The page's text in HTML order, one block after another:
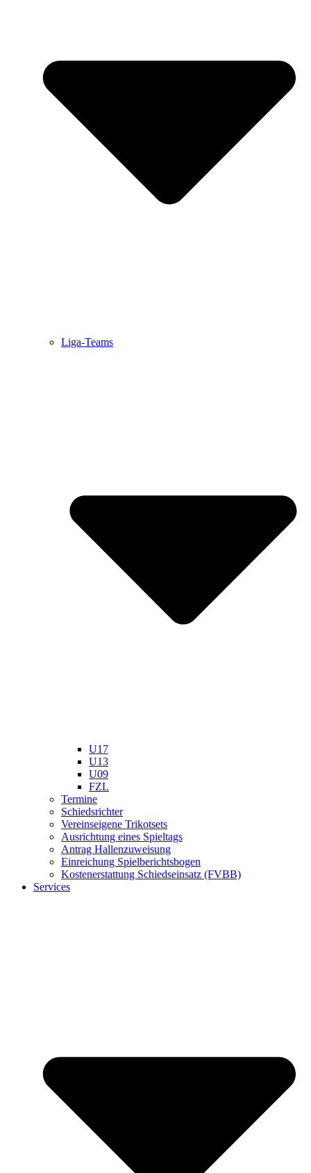
Liga-Teams
U17
U13
U09
FZL
Termine
Schiedsrichter
Vereinseigene Trikotsets
Ausrichtung eines Spieltags
Antrag Hallenzuweisung
Einreichung Spielberichtsbogen
Kostenerstattung Schiedseinsatz (FVBB)
Services